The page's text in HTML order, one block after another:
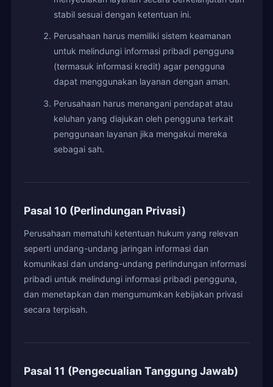
stabil sesuai dengan ketentuan ini.
Perusahaan harus memiliki sistem keamanan
untuk melindungi informasi pribadi pengguna
(termasuk informasi kredit) agar pengguna
dapat menggunakan layanan dengan aman.
Perusahaan harus menangani pendapat atau
keluhan yang diajukan oleh pengguna terkait
penggunaan layanan jika mengakui mereka
sebagai sah.
Pasal 10 (Perlindungan Privasi)
Perusahaan mematuhi ketentuan hukum yang relevan
seperti undang-undang jaringan informasi dan
komunikasi dan undang-undang perlindungan informasi
pribadi untuk melindungi informasi pribadi pengguna,
dan menetapkan dan mengumumkan kebijakan privasi
secara terpisah.
Pasal 11 (Pengecualian Tanggung Jawab)